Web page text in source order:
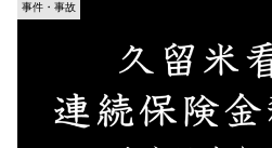
事件・事故